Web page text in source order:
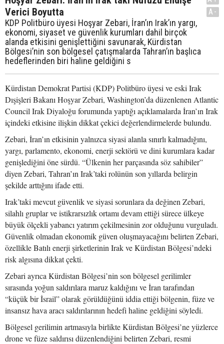
Verici Boyutta
KDP Politbüro üyesi Hoşyar Zebari, İran’ın Irak’ın yargı,
ekonomi, siyaset ve güvenlik kurumları dahil birçok
alanda etkisini genişlettiğini savunarak, Kürdistan
Bölgesi’nin son bölgesel çatışmalarda Tahran’ın başlıca
hedeflerinden biri haline geldiğini s
A-
Kürdistan Demokrat Partisi (KDP) Politbüro üyesi ve eski Irak
Dışişleri Bakanı Hoşyar Zebari, Washington’da düzenlenen Atlantic
Council Irak Diyaloğu forumunda yaptığı açıklamalarda İran’ın Irak
içindeki etkisine ilişkin dikkat çekici değerlendirmelerde bulundu.
Zebari, İran’ın etkisinin yalnızca siyasi alanla sınırlı kalmadığını,
yargı, parlamento, ekonomi, enerji sektörü ve dini kurumlara kadar
genişlediğini öne sürdü. “Ülkenin her parçasında söz sahibiler”
diyen Zebari, Tahran’ın Irak’taki rolünün son yıllarda belirgin
şekilde arttığını ifade etti.
Irak’taki mevcut güvenlik ve siyasi sorunlara da değinen Zebari,
silahlı gruplar ve istikrarsızlık ortamı devam ettiği sürece ülkeye
büyük ölçekli yabancı yatırım çekilmesinin zor olduğunu vurguladı.
Güvenlik olmadan ekonomik güven oluşmayacağını belirten Zebari,
özellikle Batılı enerji şirketlerinin Irak ve Kürdistan Bölgesi’ndeki
risk algısına dikkat çekti.
Zebari ayrıca Kürdistan Bölgesi’nin son bölgesel gerilimler
sırasında yoğun saldırılara maruz kaldığını ve İran tarafından
“küçük bir İsrail” olarak görüldüğünü iddia ettiği bölgenin, füze ve
insansız hava aracı saldırılarının hedefi haline geldiğini söyledi.
Bölgesel gerilimin artmasıyla birlikte Kürdistan Bölgesi’ne yüzlerce
drone ve füze saldırısı düzenlendiğini belirten Zebari, resmi